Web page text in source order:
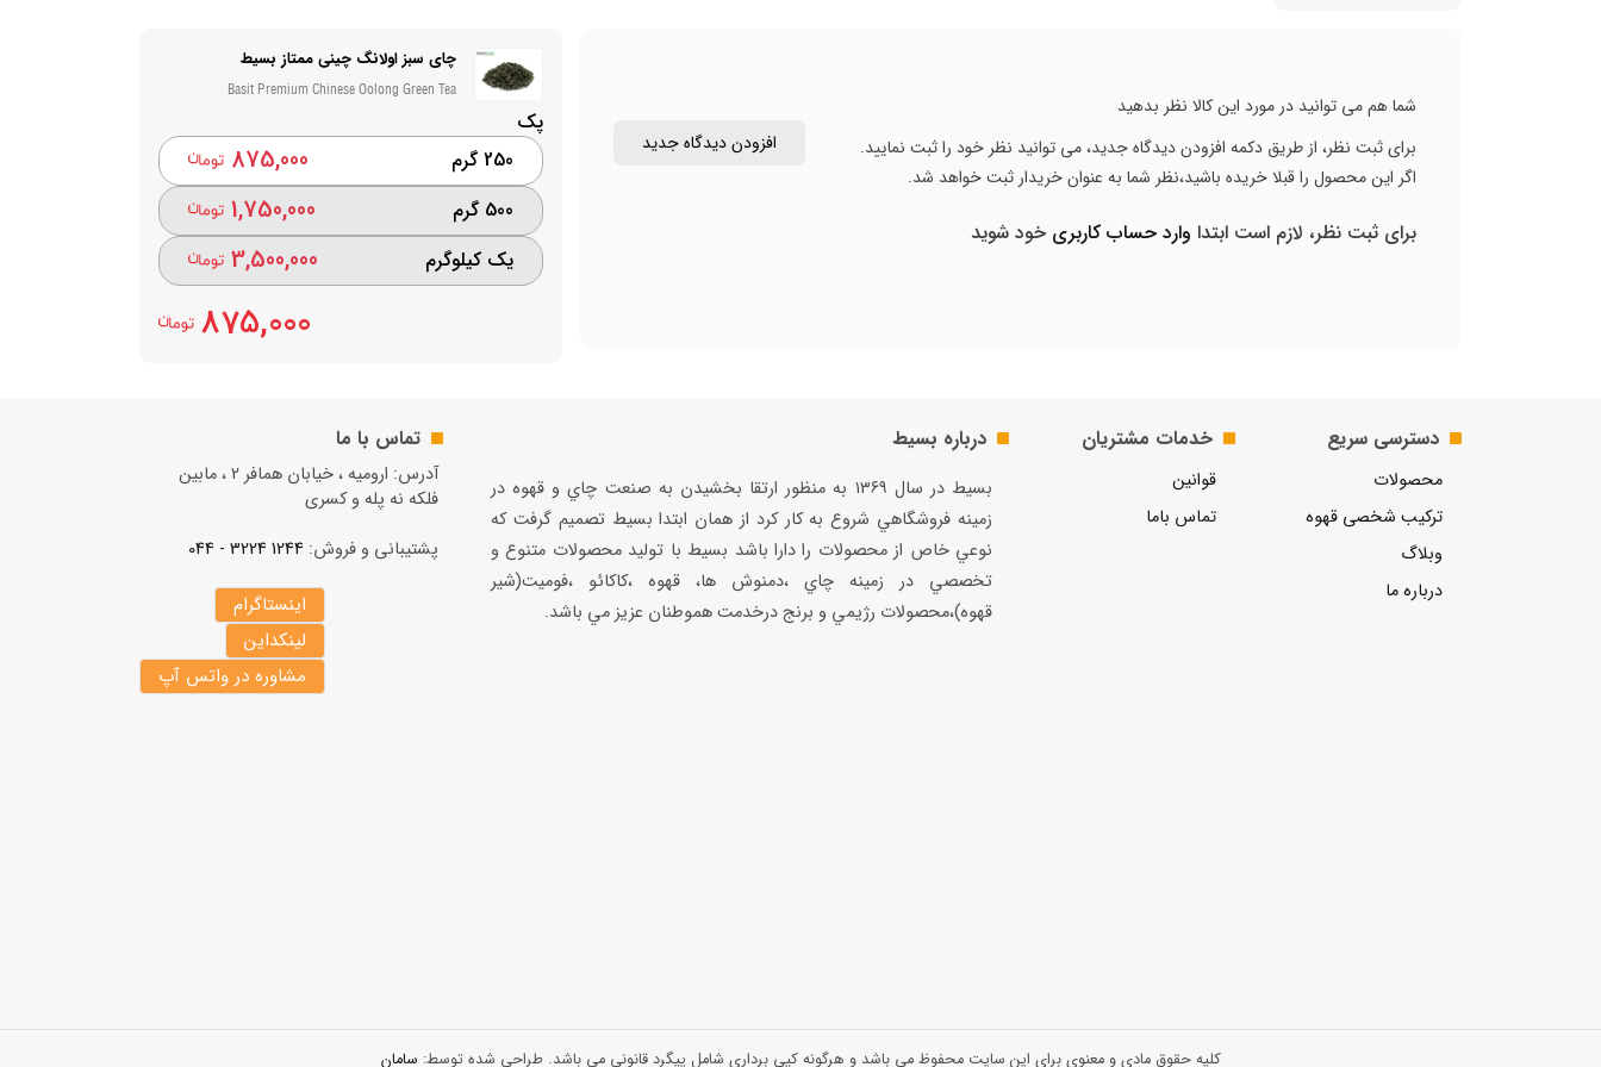
چای سبز اولانگ چینی ممتاز بسیط
Basit Premium Chinese Oolong Green Tea
پک
250 گرم
875,000
500 گرم 1,750,000
یک کیلوگرم 3,500,000
875,000
شما هم می توانید در مورد این کالا نظر بدهید
برای ثبت نظر، از طریق دکمه افزودن دیدگاه جدید، می توانید نظر خود را ثبت نمایید.
اگر این محصول را قبلا خریده باشید،نظر شما به عنوان خریدار ثبت خواهد شد.
افزودن دیدگاه جدید
برای ثبت نظر، لازم است ابتدا وارد حساب کاربری خود شوید
دسترسی سریع
محصولات
ترکیب شخصی قهوه
وبلاگ
درباره ما
خدمات مشتریان
قوانین
تماس باما
درباره بسیط
بسيط در سال ۱۳۶۹ به منظور ارتقا بخشيدن به صنعت چاي و قهوه در
زمينه فروشگاهي شروع به كار كرد از همان ابتدا بسيط تصميم گرفت كه
نوعي خاص از محصولات را دارا باشد بسيط با توليد محصولات متنوع و
تخصصي در زمينه چاي ،دمنوش ها، قهوه ،كاكائو ،فوميت(شير
قهوه)،محصولات رژيمي و برنج درخدمت هموطنان عزيز مي باشد.
تماس با ما
آدرس: ارومیه ، خیابان همافر 2 ، مابين
فلكه نه پله و کسری
پشتیبانی و فروش: 1244 3224 - 044
اینستاگرام
لینکداین
مشاوره در واتس آپ
کلیه حقوق مادی و معنوی برای این سایت محفوظ می باشد و هرگونه کپی برداری شامل پیگرد قانونی می باشد. طراحی شده توسط: سامان